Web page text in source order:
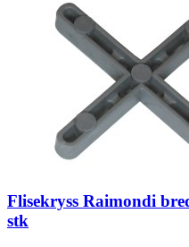
Flisekryss Raimondi
stk